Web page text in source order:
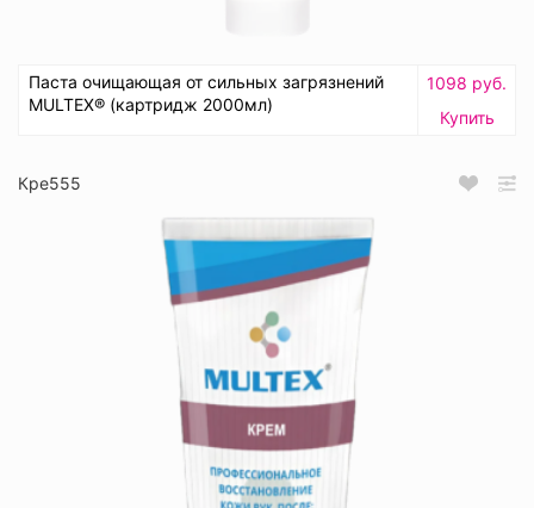
Паста очищающая от сильных загрязнений
MULTEX® (картридж 2000мл)
1098 руб.
Купить
Кре555